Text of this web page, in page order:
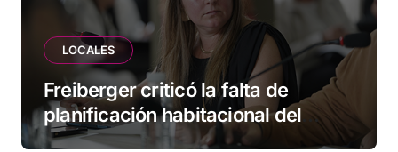
LOCALES
Freiberger criticó la falta de
planificación habitacional del
Municipio: “Vuoto deja afuera a